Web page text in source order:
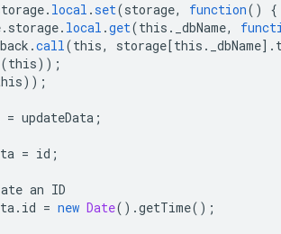
. local .set(storage, function()
{
. storage. local .get(this . _dbName,
.call(this, storage [this._dbName] .
(this));
));
= updateData ;
= id ;
an ID
. id = new Date().getTime();